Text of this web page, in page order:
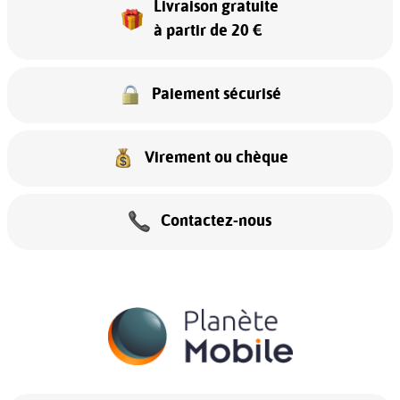
Livraison gratuite
à partir de 20 €
Paiement sécurisé
Virement ou chèque
Contactez-nous